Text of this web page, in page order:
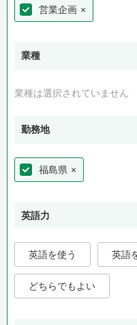
営業企画 ×
業種
業種は選択されていません
勤務地
福島県 ×
英語力
英語を使う 英語
どちらでもよい